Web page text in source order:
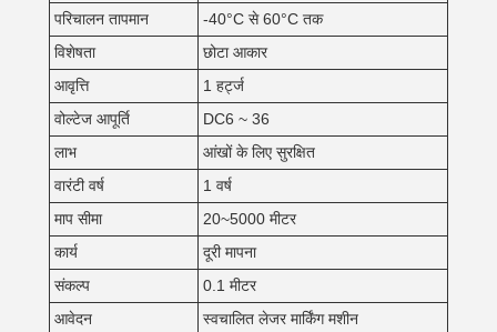
परिचालन तापमान
-40°C से 60°C तक
विशेषता
छोटा आकार
आवृत्ति
1 हर्ट्ज
वोल्टेज आपूर्ति
DC6 ~ 36
लाभ
आंखों के लिए सुरक्षित
वारंटी वर्ष
1 वर्ष
माप सीमा
20~5000 मीटर
कार्य
दूरी मापना
संकल्प
0.1 मीटर
आवेदन
स्वचालित लेजर मार्किंग मशीन